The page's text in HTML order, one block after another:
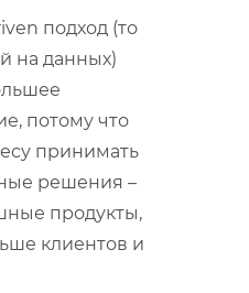
подход (то
на данных)
потому что
принимать
решения –
продукты,
клиентов и